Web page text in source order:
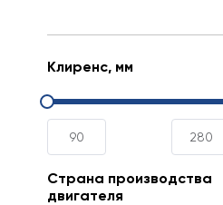
Клиренс, мм
Страна производства
двигателя